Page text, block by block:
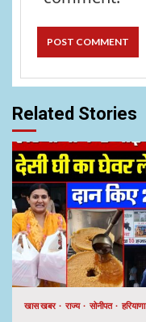
Related Stories
खास खबर राज्य सोनीपत हरियाणा